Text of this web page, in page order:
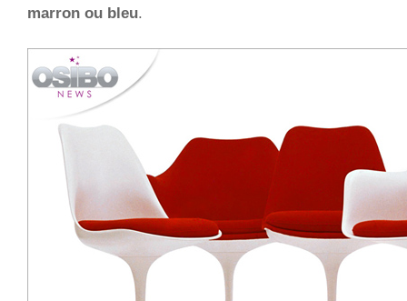
marron ou bleu.